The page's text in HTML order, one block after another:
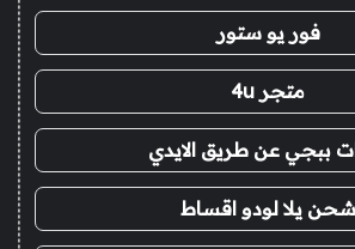
فور يو ستور
متجر 4u
ببجي عن طريق الايدي
شحن يلا لودو اقساط